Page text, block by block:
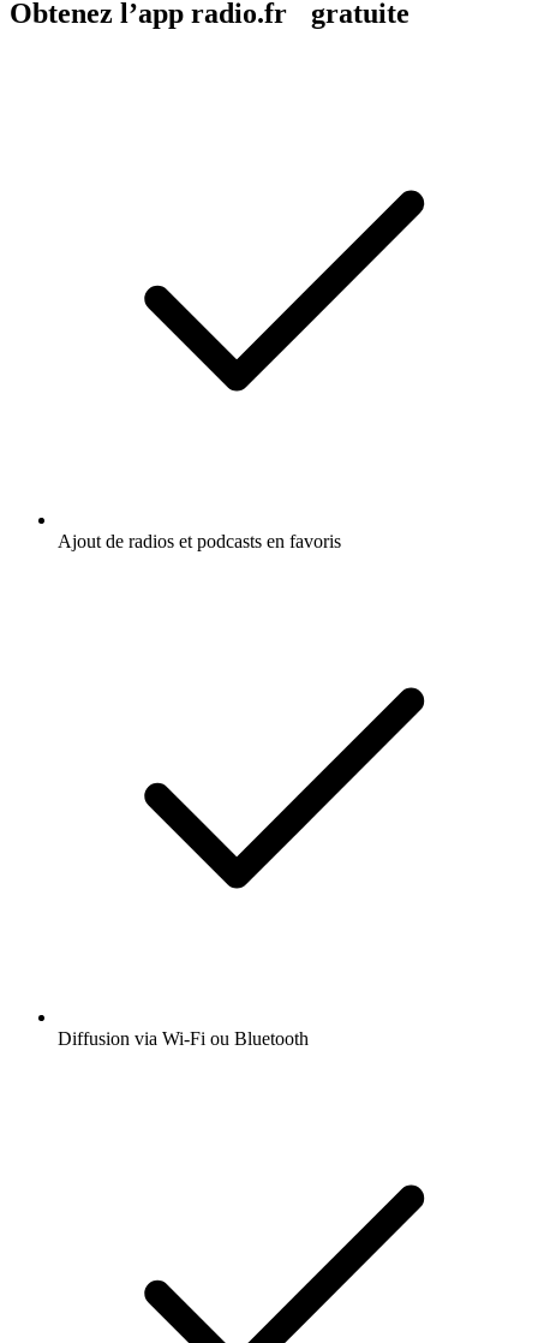
Obtenez l’app radio.fr gratuite
Ajout de radios et podcasts en favoris
Diffusion via Wi-Fi ou Bluetooth